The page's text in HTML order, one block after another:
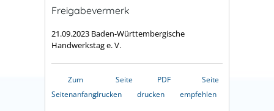
Freigabevermerk
21.09.2023 Baden-Württembergische
Handwerkstag e. V.
Zum
Seitenanfang
Seite
drucken
PDF
drucken
Seite
empfehlen